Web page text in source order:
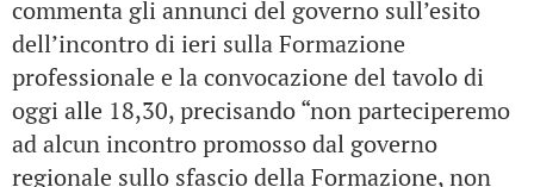
commenta gli annunci del governo sull’esito
dell’incontro di ieri sulla Formazione
professionale e la convocazione del tavolo di
oggi alle 18,30, precisando “non parteciperemo
ad alcun incontro promosso dal governo
regionale sullo sfascio della Formazione, non